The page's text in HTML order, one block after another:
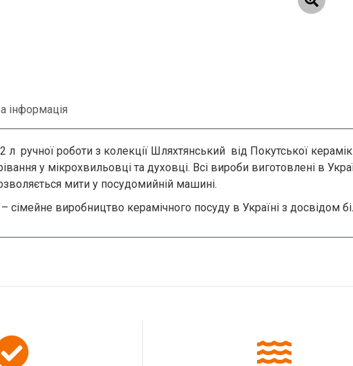
інформація
ручної роботи з колекції Шляхтянський від Покутської
у мікрохвильовці та духовці. Всі вироби виготовлені в
мити у посудомийній машині.
сімейне виробництво керамічного посуду в Україні з досвідом